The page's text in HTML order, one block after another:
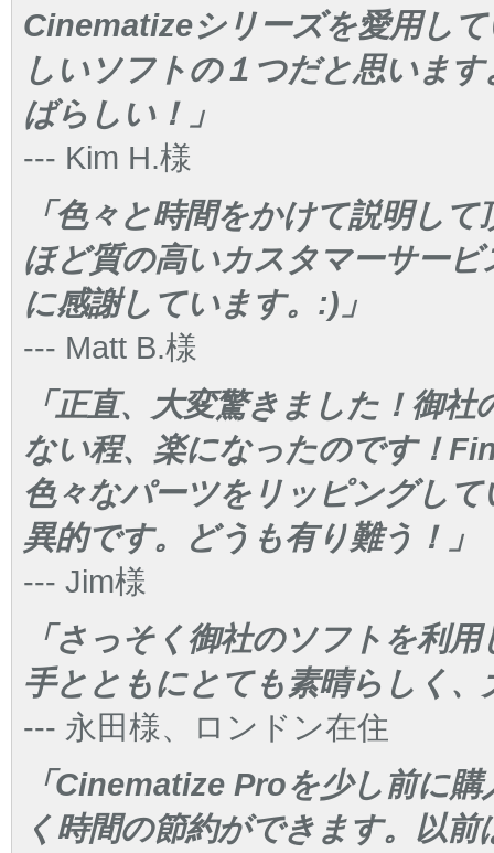
Cinematizeシリーズを愛用し
しいソフトの１つだと思いま
ばらしい！」
--- Kim H.様
「色々と時間をかけて説明し
ほど質の高いカスタマーサー
に感謝しています。:)」
--- Matt B.様
「正直、大変驚きました！御
ない程、楽になったのです！
色々なパーツをリッピングし
異的です。どうも有り難う！」
--- Jim様
「さっそく御社のソフトを利
手とともにとても素晴らしく
--- 永田様、ロンドン在住
「Cinematize Proを少し前に
く時間の節約ができます。以